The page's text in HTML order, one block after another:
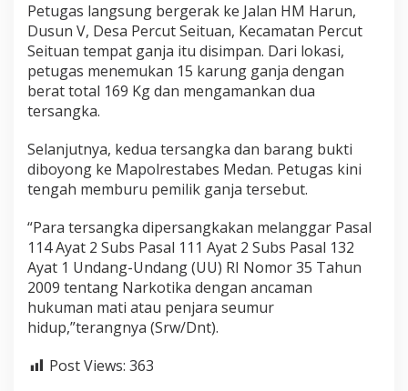
Petugas langsung bergerak ke Jalan HM Harun,
Dusun V, Desa Percut Seituan, Kecamatan Percut
Seituan tempat ganja itu disimpan. Dari lokasi,
petugas menemukan 15 karung ganja dengan
berat total 169 Kg dan mengamankan dua
tersangka.
Selanjutnya, kedua tersangka dan barang bukti
diboyong ke Mapolrestabes Medan. Petugas kini
tengah memburu pemilik ganja tersebut.
“Para tersangka dipersangkakan melanggar Pasal
114 Ayat 2 Subs Pasal 111 Ayat 2 Subs Pasal 132
Ayat 1 Undang-Undang (UU) RI Nomor 35 Tahun
2009 tentang Narkotika dengan ancaman
hukuman mati atau penjara seumur
hidup,”terangnya (Srw/Dnt).
Post Views: 363